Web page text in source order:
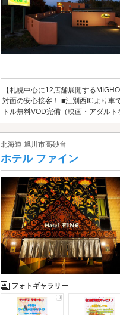
【札幌中心に12店舗展開する
対面の安心接客！ ■江別西ICより車
トル無料VOD完備（映画・アダル
北海道 旭川市高砂台
ホテル ファイン
フォトギャラリー